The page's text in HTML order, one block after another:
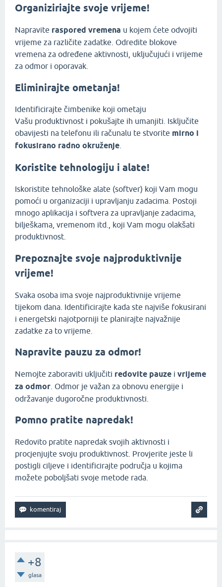
Organiziriajte svoje vrijeme!
Napravite raspored vremena u kojem ćete odvojiti
vrijeme za različite zadatke. Odredite blokove
vremena za određene aktivnosti, uključujući i vrijeme
za odmor i oporavak.
Eliminirajte ometanja!
Identificirajte čimbenike koji ometaju
Vašu produktivnost i pokušajte ih umanjiti. Isključite
obavijesti na telefonu ili računalu te stvorite mirno i
fokusirano radno okruženje
Koristite tehnologiju i alate!
Iskoristite tehnološke alate (softver) koji Vam mogu
pomoći u organizaciji i upravljanju zadacima. Postoji
mnogo aplikacija i softvera za upravljanje zadacima,
bilješkama, vremenom itd., koji Vam mogu olakšati
produktivnost.
Prepoznajte svoje najproduktivnije
vrijeme!
Svaka osoba ima svoje najproduktivnije vrijeme
tijekom dana. Identificirajte kada ste najviše fokusirani
i energetski najotporniji te planirajte najvažnije
zadatke za to vrijeme.
Napravite pauzu za odmor!
Nemojte zaboraviti uključiti redovite pauze i vrijeme
za odmor . Odmor je važan za obnovu energije i
održavanje dugoročne produktivnosti.
Pomno pratite napredak!
Redovito pratite napredak svojih aktivnosti i
procjenjujte svoju produktivnost. Provjerite jeste li
postigli ciljeve i identificirajte područja u kojima
možete poboljšati svoje metode rada.
+8
glasa